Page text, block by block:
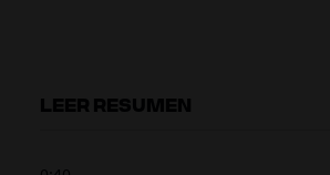
LEER RESUMEN